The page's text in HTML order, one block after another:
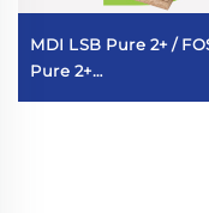
MDI LSB Pure 2+ /
Pure 2+